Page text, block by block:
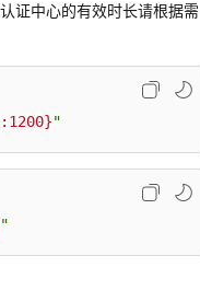
证中心的有效时长请根据需
"
"